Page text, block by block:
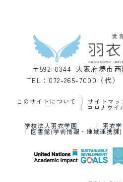
〒592-8344 大阪府堺市
TEL：072-265-7000（代）
このサイトについて サイトマッ
コロナウイ
学校法人羽衣学園 羽衣
図書館(学術情報・地域連携課)